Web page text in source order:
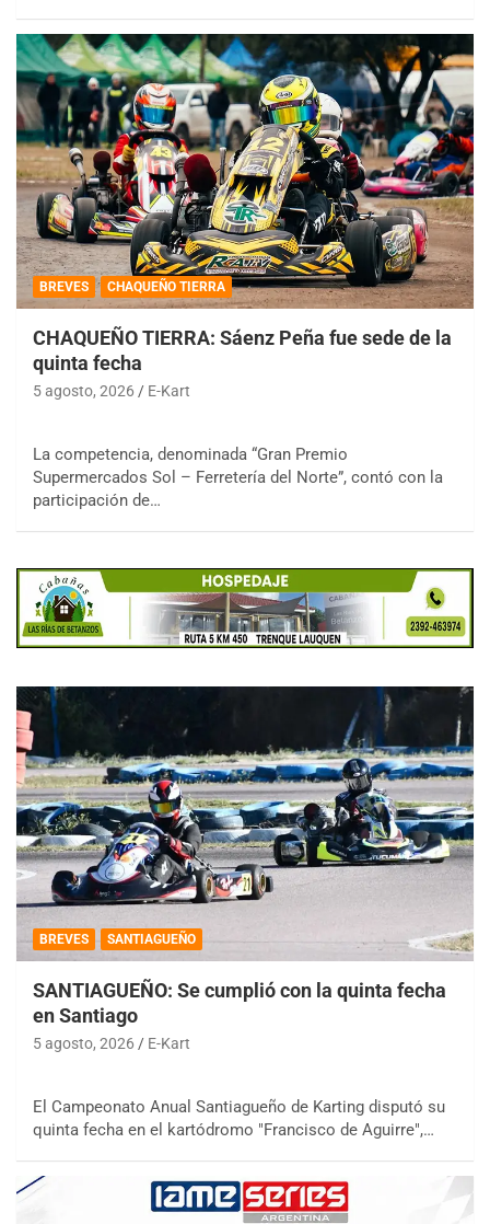
BREVES CHAQUEÑO TIERRA
CHAQUEÑO TIERRA: Sáenz Peña fue sede de la
quinta fecha
5 agosto, 2026 E-Kart
La competencia, denominada “Gran Premio
Supermercados Sol – Ferretería del Norte”, contó con la
participación de…
BREVES SANTIAGUEÑO
SANTIAGUEÑO: Se cumplió con la quinta fecha
en Santiago
5 agosto, 2026 E-Kart
El Campeonato Anual Santiagueño de Karting disputó su
quinta fecha en el kartódromo "Francisco de Aguirre",…